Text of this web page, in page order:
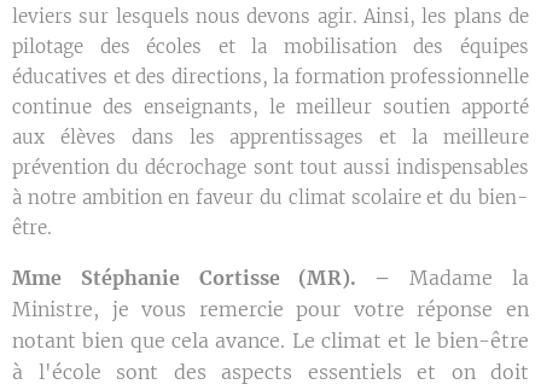
leviers sur lesquels nous devons agir. Ainsi, les plans de
pilotage des écoles et la mobilisation des équipes
éducatives et des directions, la formation professionnelle
continue des enseignants, le meilleur soutien apporté
aux élèves dans les apprentissages et la meilleure
prévention du décrochage sont tout aussi indispensables
à notre ambition en faveur du climat scolaire et du bien-
être.
Mme Stéphanie Cortisse (MR). –Madame la
Ministre, je vous remercie pour votre réponse en
notant bien que cela avance. Le climat et le bien-être
à l'école sont des aspects essentiels et on doit